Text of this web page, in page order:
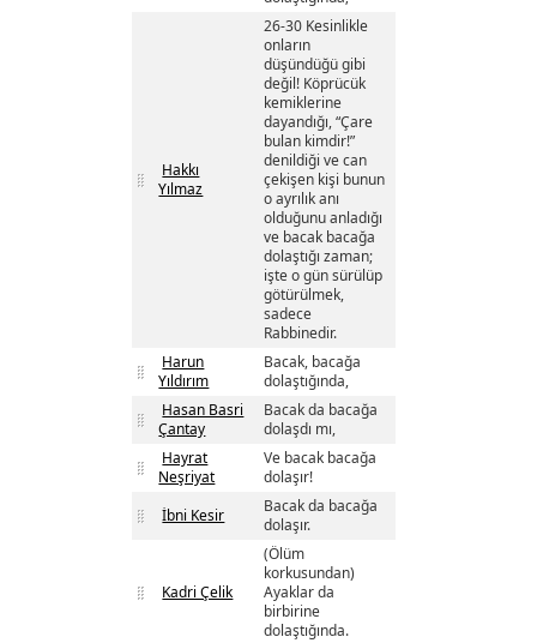
Hakkı
Yılmaz
26-30 Kesinlikle
onların
düşündüğü gibi
değil! Köprücük
kemiklerine
dayandığı, “Çare
bulan kimdir!”
denildiği ve can
çekişen kişi bunun
o ayrılık anı
olduğunu anladığı
ve bacak bacağa
dolaştığı zaman;
işte o gün sürülüp
götürülmek,
sadece
Rabbinedir.
Harun
Yıldırım
Bacak, bacağa
dolaştığında,
Hasan Basri
Çantay
Bacak da bacağa
dolaşdı mı,
Hayrat
Neşriyat
Ve bacak bacağa
dolaşır!
İbni Kesir
Bacak da bacağa
dolaşır.
Kadri Çelik
(Ölüm
korkusundan)
Ayaklar da
birbirine
dolaştığında.